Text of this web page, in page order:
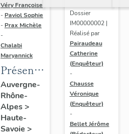
Véry Françoise
- Paviol Sophie
- Prax Michèle
-
Chalabi
Maryannick
Présentation
de l'aire
d'étude
Megève
Auvergne-
Rhône-
Alpes>
Haute-
Savoie >
Dossier
IM00000002 |
Réalisé par
Pairaudeau
Catherine
(Enquêteur)
-
Chausse
Véronique
(Enquêteur)
-
Bellet Jérôme